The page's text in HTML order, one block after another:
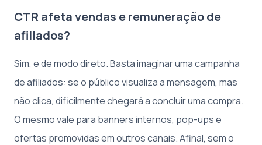
CTR afeta vendas e remuneração de
afiliados?
Sim, e de modo direto. Basta imaginar uma campanha
de afiliados: se o público visualiza a mensagem, mas
não clica, dificilmente chegará a concluir uma compra.
O mesmo vale para banners internos, pop-ups e
ofertas promovidas em outros canais. Afinal, sem o